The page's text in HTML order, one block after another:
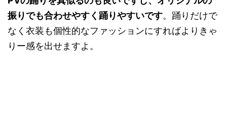
振りでも合わせやすく踊りやすいです。踊りだけで
なく衣装も個性的なファッションにすればよりきゃ
りー感を出せますよ。